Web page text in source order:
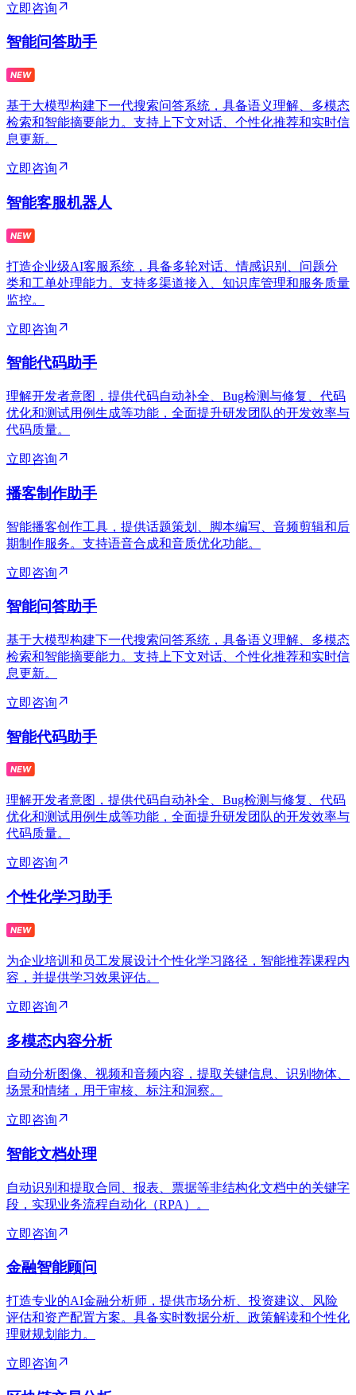
立即咨询
智能问答助手
基于大模型构建下一代搜索问答系统，具备语义理解、多模态
检索和智能摘要能力。支持上下文对话、个性化推荐和实时信
息更新。
立即咨询
智能客服机器人
打造企业级AI客服系统，具备多轮对话、情感识别、问题分
类和工单处理能力。支持多渠道接入、知识库管理和服务质量
监控。
立即咨询
智能代码助手
理解开发者意图，提供代码自动补全、Bug检测与修复、代码
优化和测试用例生成等功能，全面提升研发团队的开发效率与
代码质量。
立即咨询
播客制作助手
智能播客创作工具，提供话题策划、脚本编写、音频剪辑和后
期制作服务。支持语音合成和音质优化功能。
立即咨询
智能问答助手
基于大模型构建下一代搜索问答系统，具备语义理解、多模态
检索和智能摘要能力。支持上下文对话、个性化推荐和实时信
息更新。
立即咨询
智能代码助手
理解开发者意图，提供代码自动补全、Bug检测与修复、代码
优化和测试用例生成等功能，全面提升研发团队的开发效率与
代码质量。
立即咨询
个性化学习助手
为企业培训和员工发展设计个性化学习路径，智能推荐课程内
容，并提供学习效果评估。
立即咨询
多模态内容分析
自动分析图像、视频和音频内容，提取关键信息、识别物体、
场景和情绪，用于审核、标注和洞察。
立即咨询
智能文档处理
自动识别和提取合同、报表、票据等非结构化文档中的关键字
段，实现业务流程自动化（RPA）。
立即咨询
金融智能顾问
打造专业的AI金融分析师，提供市场分析、投资建议、风险
评估和资产配置方案。具备实时数据分析、政策解读和个性化
理财规划能力。
立即咨询